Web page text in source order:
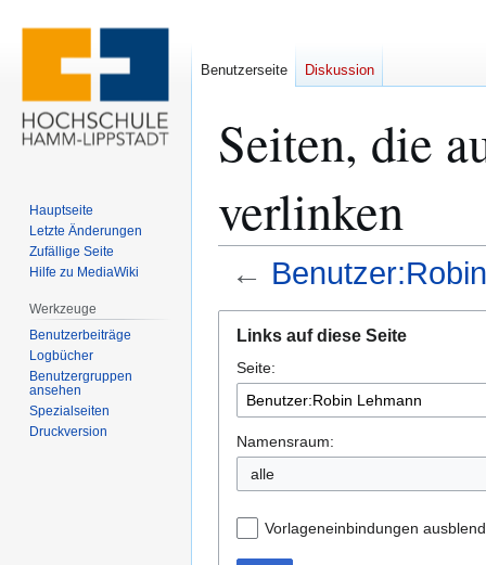
Seiten, die
verlinken
←
Navigation
springen
Suche
springen
Links auf diese Seite
Seite:
Namensraum:
alle
Vorlageneinbindungen
Benutzerseite Diskussion
Hauptseite
Letzte Änderungen
Zufällige Seite
Hilfe zu MediaWiki
Werkzeuge
Benutzerbeiträge
Logbücher
Benutzergruppen
ansehen
Spezialseiten
Druckversion